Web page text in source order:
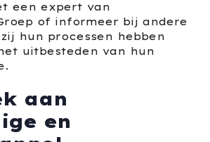
een expert van
of informeer bij andere
hun processen hebben
uitbesteden van hun
aan
en